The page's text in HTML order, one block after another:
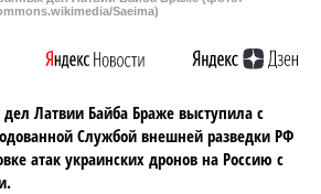
Saeima)
Латвии Байба Браже выступила с
Службой внешней разведки РФ
атак украинских дронов на Россию с